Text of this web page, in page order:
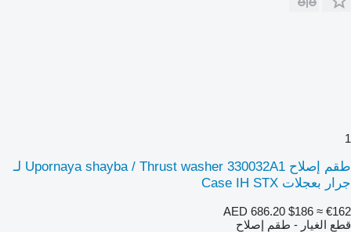
1
طقم إصلاح Upornaya shayba / Thrust washer 330032A1 لـ
جرار بعجلات Case IH STX
AED 686.20 $186 ≈ €162
قطع الغيار - طقم إصلاح